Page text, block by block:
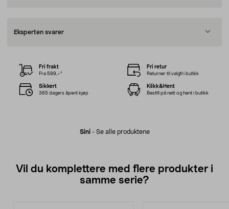
Eksperten svarer
Sini- Se alle produktene
Fri frakt
Fra 599,–*
Fri retur
Returner til valgfri butikk
Sikkert
365 dagers åpent kjøp
Klikk&Hent
Bestill på nett og hent i butikk
Vil du komplettere med flere produkter i
samme serie?